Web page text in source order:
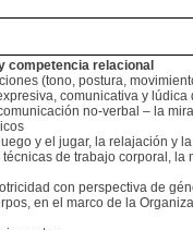
competencia relacional
(tono, postura,
comunicativa y
no-verbal – la
y el jugar, la relajación y
de trabajo corporal,
con perspectiva de
en el marco de la